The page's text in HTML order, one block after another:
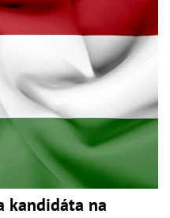
kandidáta na